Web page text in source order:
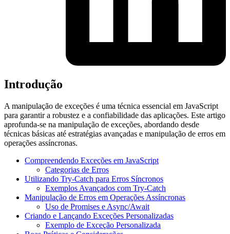
Introdução
A manipulação de exceções é uma técnica essencial em JavaScript
para garantir a robustez e a confiabilidade das aplicações. Este artigo
aprofunda-se na manipulação de exceções, abordando desde
técnicas básicas até estratégias avançadas e manipulação de erros em
operações assíncronas.
Compreendendo Exceções em JavaScript
Categorias de Erros
Utilizando Try-Catch para Erros Síncronos
Exemplos Avançados com Try-Catch
Manipulação de Erros em Operações Assíncronas
Uso de Promises e Async/Await
Criando e Lançando Exceções Personalizadas
Exemplo de Exceção Personalizada